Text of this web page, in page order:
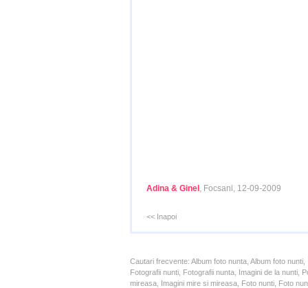
Adina & Ginel , Focsani, 12-09-2009
<< Inapoi
Cautari frecvente: Album foto nunta, Album foto
Fotografii nunti, Fotografii nunta, Imagini de la nunti,
mireasa, Imagini mire si mireasa, Foto nunti, Foto